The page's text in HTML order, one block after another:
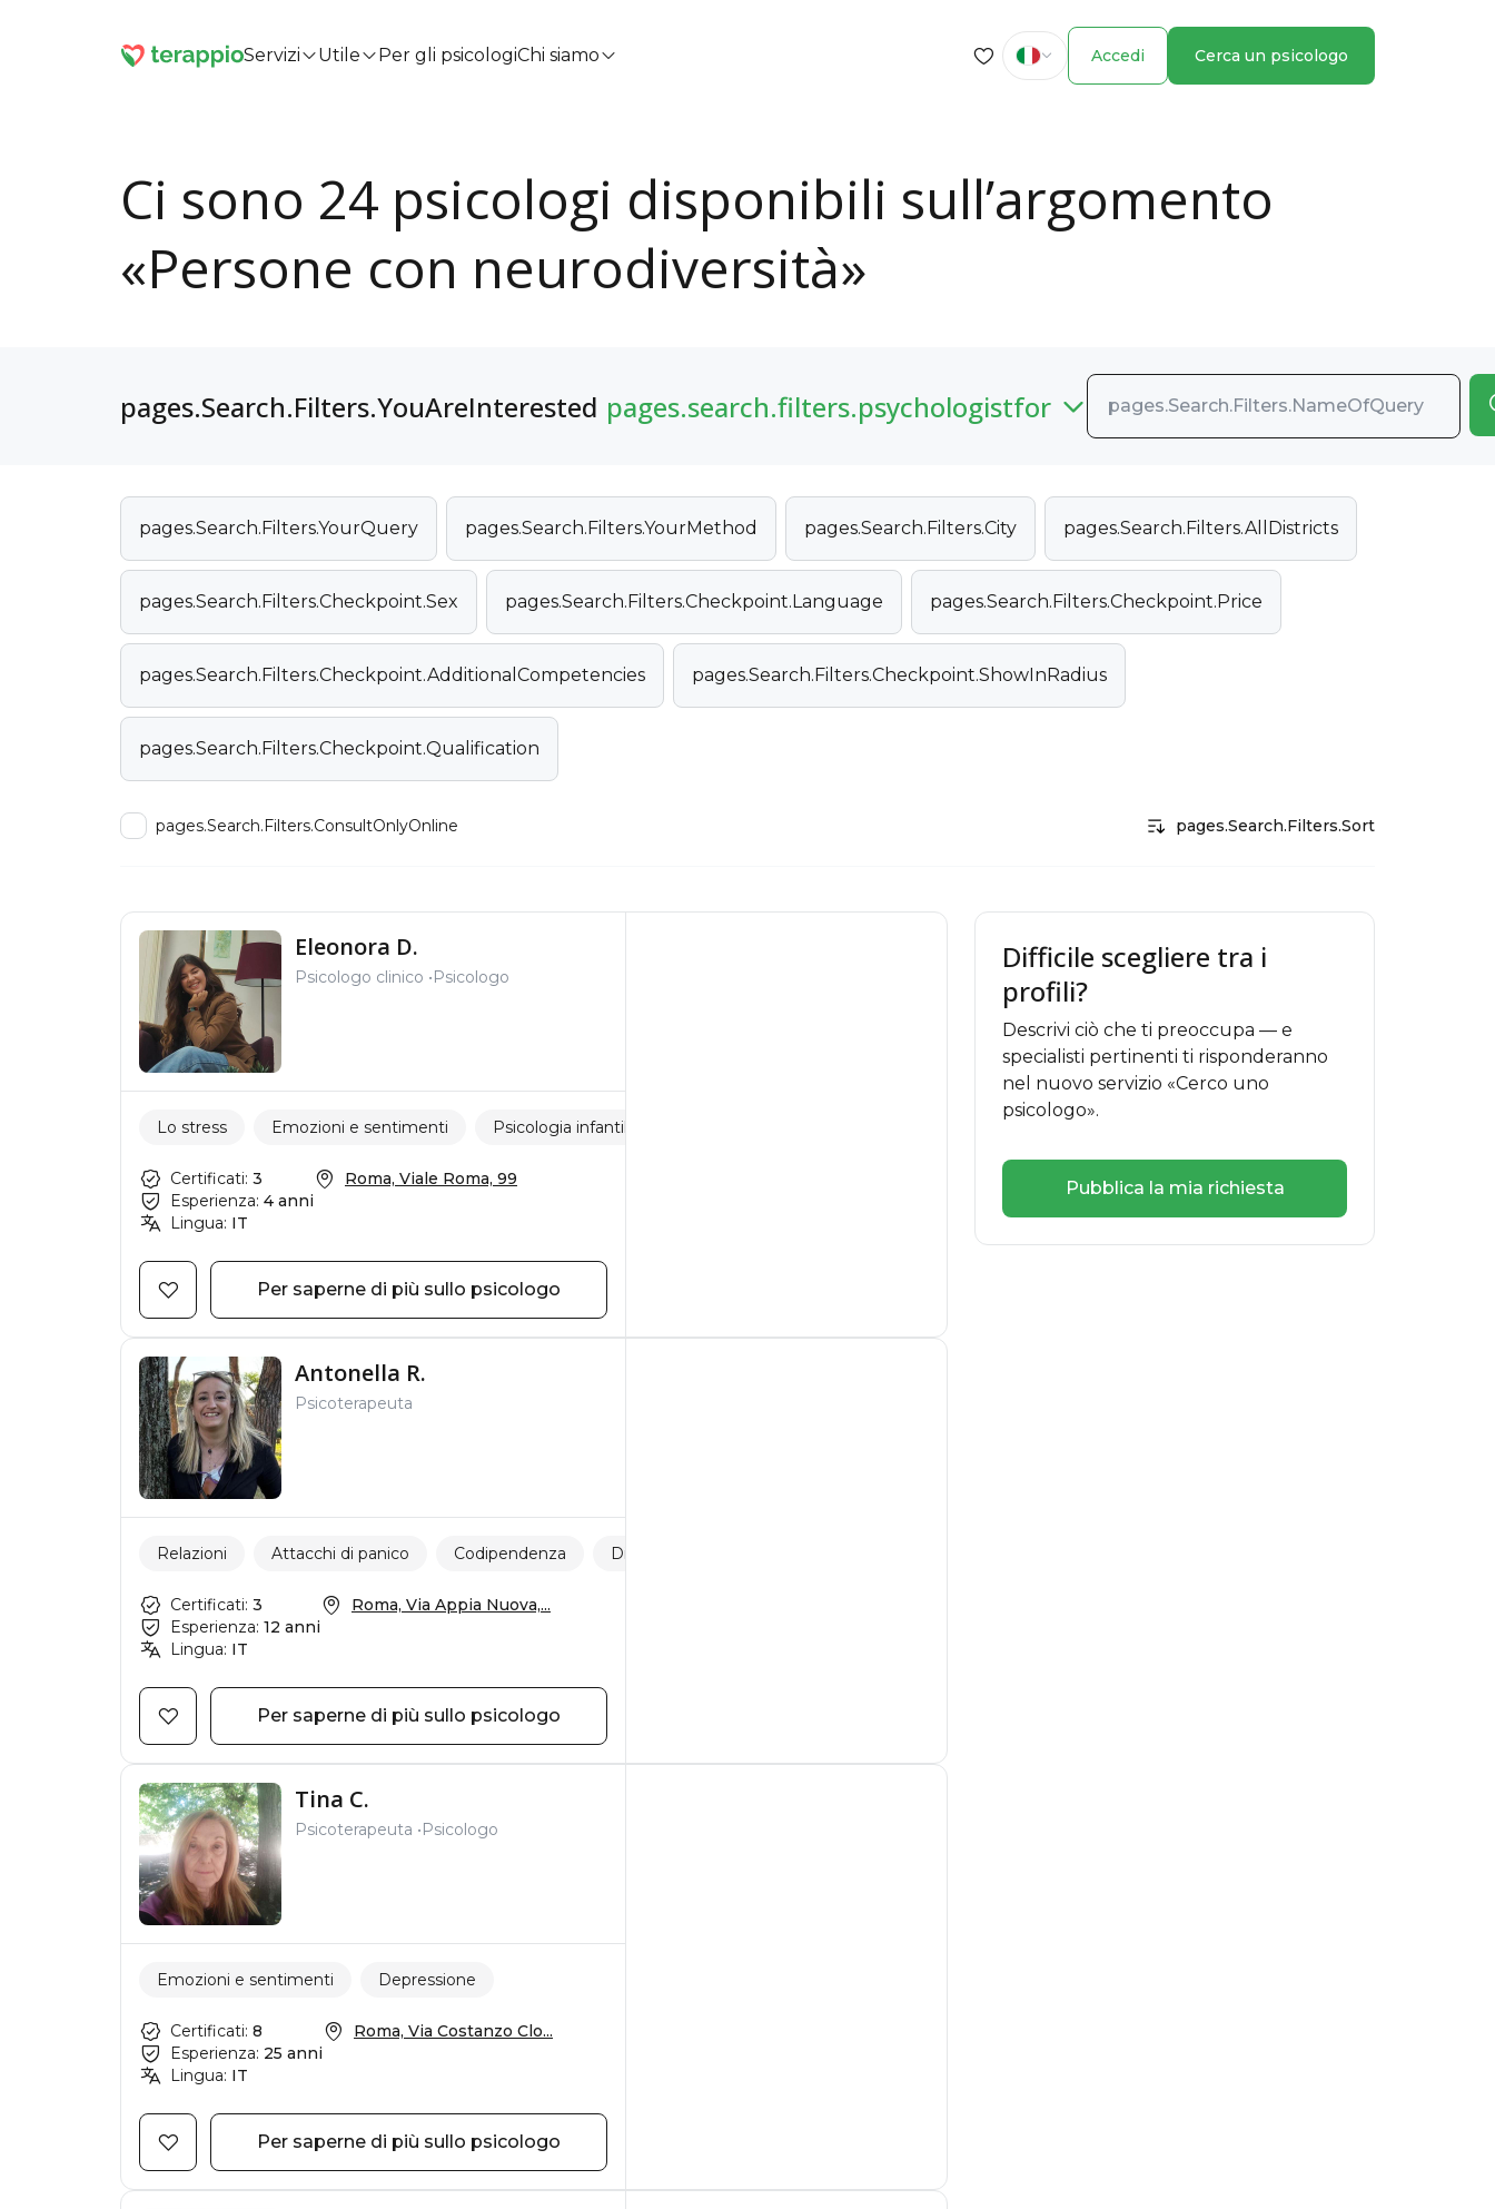
Servizi Utile Per gli psicologiChi siamo Accedi Cerca un psicologo
Ci sono 24 psicologi disponibili sull’argomento
«Persone con neurodiversità»
pages.Search.Filters.YouAreInterested pages.search.filters.psychologistfor
pages.Search.Filters.YourQuery pages.Search.Filters.YourMethod pages.Search.Filters.City pages.Search.Filters.AllDistricts
pages.Search.Filters.Checkpoint.Sex pages.Search.Filters.Checkpoint.Language pages.Search.Filters.Checkpoint.Price
pages.Search.Filters.Checkpoint.AdditionalCompetencies pages.Search.Filters.Checkpoint.ShowInRadius
pages.Search.Filters.Checkpoint.Qualification
pages.Search.Filters.ConsultOnlyOnline pages.Search.Filters.Sort
Eleonora D.
Psicologo clinico Psicologo
Lo stress Emozioni e sentimenti Psicologia infantile
Certificati: 3
Esperienza: 4 anni
Lingua: IT
Roma, Viale Roma, 99
Per saperne di più sullo psicologo
Antonella R.
Psicoterapeuta
Relazioni Attacchi di panico Codipendenza Disturbi della personalità
Certificati: 3
Esperienza: 12 anni
Lingua: IT
Roma, Via Appia Nuova,...
Per saperne di più sullo psicologo
Tina C.
Psicoterapeuta Psicologo
Emozioni e sentimenti Depressione
Certificati: 8
Esperienza: 25 anni
Lingua: IT
Roma, Via Costanzo Clo...
Per saperne di più sullo psicologo
Difficile scegliere tra i
profili?
Descrivi ciò che ti preoccupa — e
specialisti pertinenti ti risponderanno
nel nuovo servizio «Cerco uno
psicologo».
Pubblica la mia richiesta